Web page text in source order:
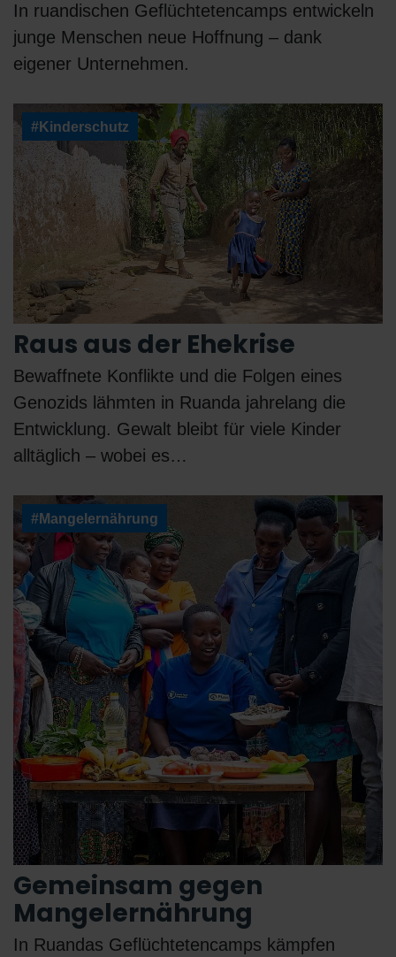
In ruandischen Geflüchtetencamps entwickeln
junge Menschen neue Hoffnung – dank
eigener Unternehmen.
#Kinderschutz
Raus aus der Ehekrise
Bewaffnete Konflikte und die Folgen eines
Genozids lähmten in Ruanda jahrelang die
Entwicklung. Gewalt bleibt für viele Kinder
alltäglich – wobei es…
#Mangelernährung
Gemeinsam gegen
Mangelernährung
In Ruandas Geflüchtetencamps kämpfen